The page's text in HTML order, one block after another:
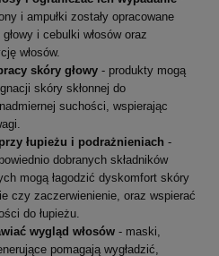
i ampułki zostały opracowane
i cebulki włosów oraz
włosów.
skóry głowy - produkty mogą
skóry skłonnej do
suchości, wspierając
łupieżu i podrażnieniach -
dobranych składników
mogą łagodzić dyskomfort skóry
czy zaczerwienienie, oraz wspierać
do łupieżu.
wygląd włosów - maski,
pomagają wygładzić,